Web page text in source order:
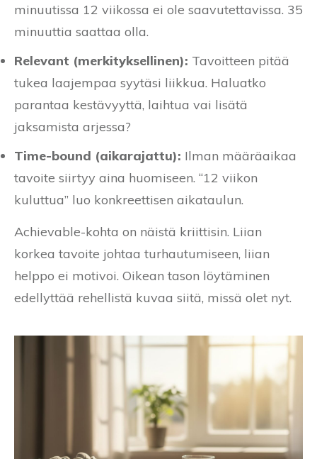
minuutissa 12 viikossa ei ole saavutettavissa. 35
minuuttia saattaa olla.
Relevant (merkityksellinen): Tavoitteen pitää
tukea laajempaa syytäsi liikkua. Haluatko
parantaa kestävyyttä, laihtua vai lisätä
jaksamista arjessa?
Time-bound (aikarajattu): Ilman määräaikaa
tavoite siirtyy aina huomiseen. “12 viikon
kuluttua” luo konkreettisen aikataulun.
Achievable-kohta on näistä kriittisin. Liian
korkea tavoite johtaa turhautumiseen, liian
helppo ei motivoi. Oikean tason löytäminen
edellyttää rehellistä kuvaa siitä, missä olet nyt.